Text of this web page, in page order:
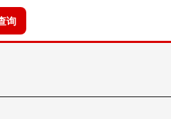
询